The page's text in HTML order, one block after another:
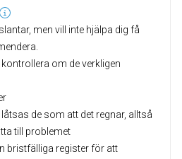
men vill inte hjälpa dig få
om de verkligen
de som att det regnar, alltså
till problemet
bristfälliga register för att